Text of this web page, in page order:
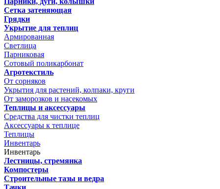
Сетка затеняющая
Грядки
Укрытие для теплиц
Армированная
Светлица
Парниковая
Сотовый поликарбонат
Агротекстиль
От сорняков
Укрытия для растений, колпаки, круги
От заморозков и насекомых
Теплицы и аксессуары
Средства для чистки теплиц
Аксессуары к теплице
Теплицы
Инвентарь
Инвентарь
Лестницы, стремянка
Компостеры
Строительные тазы и ведра
Тачки